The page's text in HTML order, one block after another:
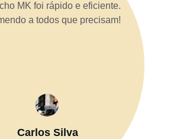
MK foi rápido e eficiente.
a todos que precisam!
Carlos Silva